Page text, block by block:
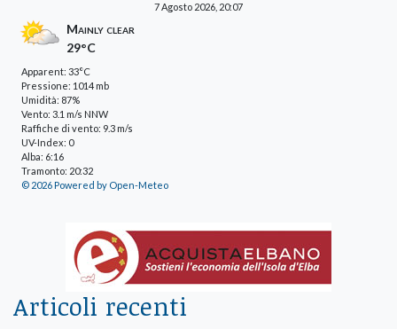
7 Agosto 2026, 20:07
Mainly clear
29°C
Apparent: 33°C
Pressione: 1014 mb
Umidità: 87%
Vento: 3.1 m/s NNW
Raffiche di vento: 9.3 m/s
UV-Index: 0
Alba: 6:16
Tramonto: 20:32
© 2026 Powered by Open-Meteo
Articoli recenti